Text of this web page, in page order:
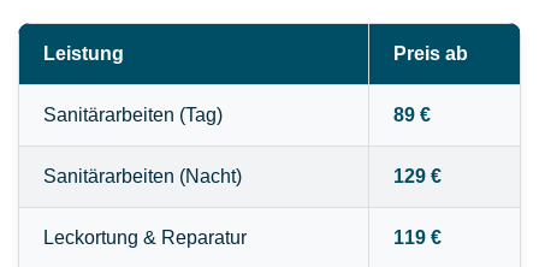
Leistung Preis ab
Sanitärarbeiten (Tag) 89 €
Sanitärarbeiten (Nacht) 129 €
Leckortung & Reparatur 119 €